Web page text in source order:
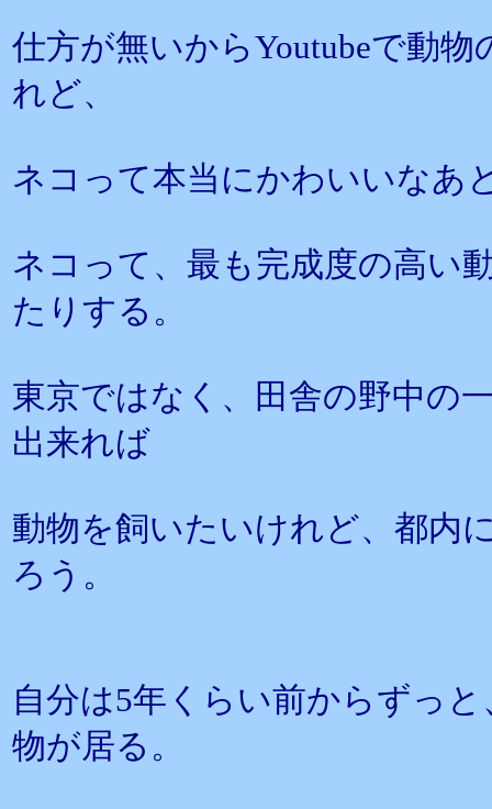
仕方が無いからYoutubeで動
れど、
ネコって本当にかわいいなあ
ネコって、最も完成度の高い
たりする。
東京ではなく、田舎の野中の
出来れば
動物を飼いたいけれど、都内
ろう。
自分は5年くらい前からずっ
物が居る。